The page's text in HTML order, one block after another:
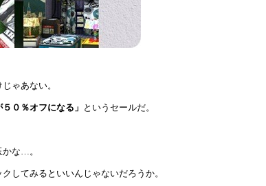
ゃあない。
０％オフになる」 というセールだ。
かな…。
してみるといいんじゃないだろうか。